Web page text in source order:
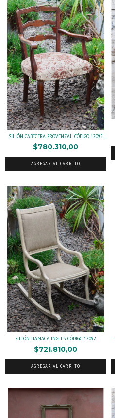
SILLÓN CABECERA PROVENZAL. CÓDIGO 12095
$780.310,00
AGREGAR AL CARRITO
SILLÓN HAMACA INGLÉS. CÓDIGO 12092
$721.810,00
AGREGAR AL CARRITO